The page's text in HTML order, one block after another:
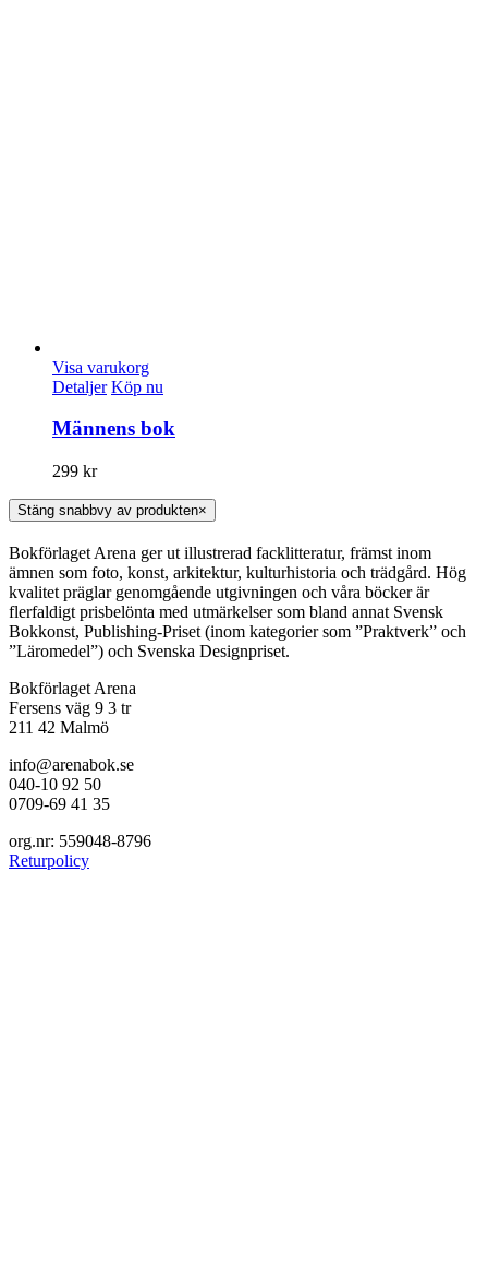
Visa varukorg
Detaljer Köp nu
Männens bok
299 kr
Stäng snabbvy av produkten×
Bokförlaget Arena ger ut illustrerad facklitteratur, främst inom
ämnen som foto, konst, arkitektur, kulturhistoria och trädgård. Hög
kvalitet präglar genomgående utgivningen och våra böcker är
flerfaldigt prisbelönta med utmärkelser som bland annat Svensk
Bokkonst, Publishing-Priset (inom kategorier som ”Praktverk” och
”Läromedel”) och Svenska Designpriset.
Bokförlaget Arena
Fersens väg 9 3 tr
211 42 Malmö
info@arenabok.se
040-10 92 50
0709-69 41 35
org.nr: 559048-8796
Returpolicy